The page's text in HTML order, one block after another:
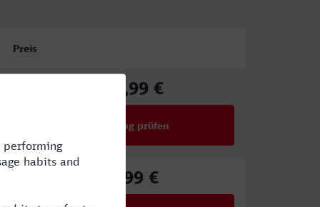
Preis
130,99 €
Verbindung prüfen
90,99 €